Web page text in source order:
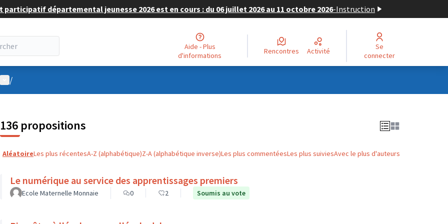
départemental jeunesse 2026 est en cours : du 06 juillet 2026 au 11 octobre 2026-Instruction
Aide - Plus
d'informations
Rencontres Activité
Se
connecter
utilisateur
/
136 propositions
AléatoireLes plus récentesA-Z (alphabétique)Z-A (alphabétique inverse)Les plus commentéesLes plus suiviesAvec le plus d'auteurs
Le numérique au service des apprentissages premiers
Ecole Maternelle Monnaie 0 2 Soumis au vote